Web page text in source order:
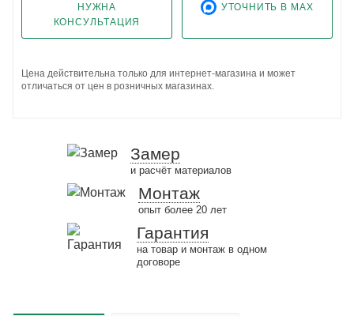
НУЖНА
КОНСУЛЬТАЦИЯ
УТОЧНИТЬ В MAX
Цена действительна только для интернет-магазина и может
отличаться от цен в розничных магазинах.
Замер
и расчёт материалов
Монтаж
опыт более 20 лет
Гарантия
на товар и монтаж в одном
договоре